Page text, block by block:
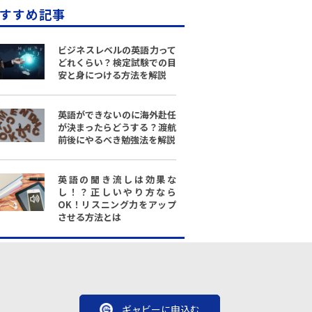
すめ記事
ビジネスレベルの英語力って
どれくらい？検定試験での目
安と身につける方法を解説
英語ができないのに海外赴任
が決まったらどうする？渡航
前後にやるべき勉強法を解説
英語の聞き流しは効果な
し！？正しいやり方なら
OK！リスニング力をアップ
させる方法とは